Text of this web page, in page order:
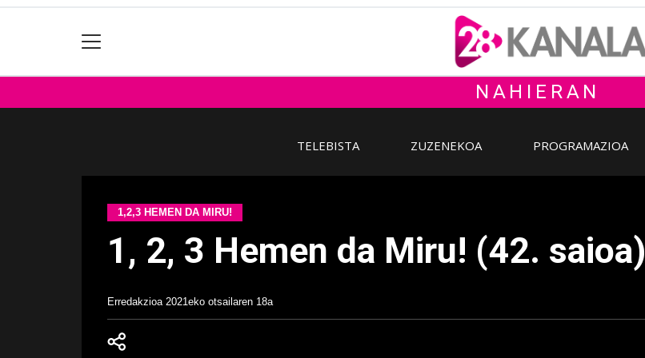
NAHIERAN
TELEBISTA ZUZENEKOA PROGRAMAZIOA
1,2,3 HEMEN DA MIRU!
1, 2, 3 Hemen da Miru! (42. saioa)
Erredakzioa 2021eko otsailaren 18a